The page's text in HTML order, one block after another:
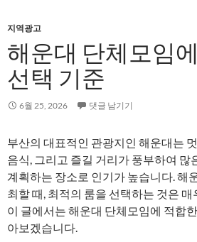
지역광고
해운대 단체모임
선택 기준
6월 25, 2026 댓글 남기기
부산의 대표적인 관광지인 해운대는
음식, 그리고 즐길 거리가 풍부하여 많
계획하는 장소로 인기가 높습니다. 해
최할 때, 최적의 룸을 선택하는 것은
이 글에서는 해운대 단체모임에 적합
아보겠습니다.